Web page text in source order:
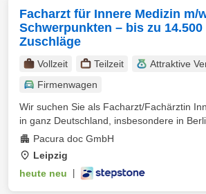
Facharzt für Innere Medizin m/
Schwerpunkten – bis zu 14.500
Zuschläge
Vollzeit Teilzeit
Attraktive
Firmenwagen
Wir suchen Sie als Facharzt/Fachärztin
in ganz Deutschland, insbesondere in
Pacura doc GmbH
Leipzig
heute neu